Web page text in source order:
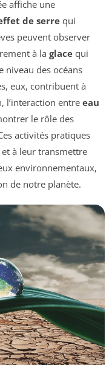
affiche une
de serrequi
peuvent observer
à la glace qui
niveau des océans
eux, contribuent à
l’interaction entre eau
le rôle des
activités pratiques
et à leur transmettre
environnementaux,
de notre planète.